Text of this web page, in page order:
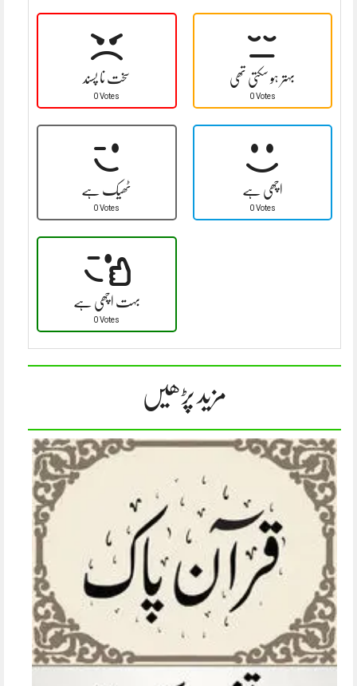
سخت نا پسند
0 Votes
بہتر ہو سکتی تھی
0 Votes
ٹھیک ہے
0 Votes
اچھی ہے
0 Votes
بہت اچھی ہے
0 Votes
مزید پڑھیں